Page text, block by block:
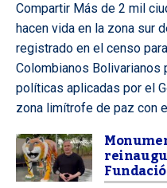
Compartir Más de 2 mil
hacen vida en la zona sur
registrado en el censo
Colombianos Bolivarianos
políticas aplicadas por el
zona limítrofe de paz con